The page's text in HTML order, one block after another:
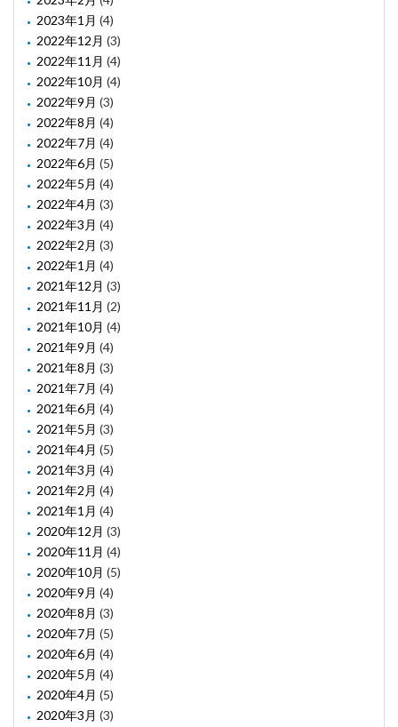
2023年1月 (4)
2022年12月 (3)
2022年11月 (4)
2022年10月 (4)
2022年9月 (3)
2022年8月 (4)
2022年7月 (4)
2022年6月 (5)
2022年5月 (4)
2022年4月 (3)
2022年3月 (4)
2022年2月 (3)
2022年1月 (4)
2021年12月 (3)
2021年11月 (2)
2021年10月 (4)
2021年9月 (4)
2021年8月 (3)
2021年7月 (4)
2021年6月 (4)
2021年5月 (3)
2021年4月 (5)
2021年3月 (4)
2021年2月 (4)
2021年1月 (4)
2020年12月 (3)
2020年11月 (4)
2020年10月 (5)
2020年9月 (4)
2020年8月 (3)
2020年7月 (5)
2020年6月 (4)
2020年5月 (4)
2020年4月 (5)
2020年3月 (3)